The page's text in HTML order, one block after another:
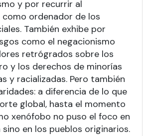
y por recurrir al
ordenador de los
También exhibe por
como el negacionismo
retrógrados sobre los
y los derechos de minorías
y racializadas. Pero también
a diferencia de lo que
global, hasta el momento
xenófobo no puso el foco en
en los pueblos originarios.